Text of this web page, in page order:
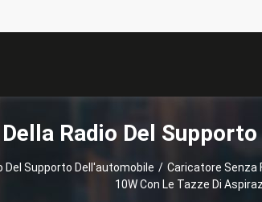
Radio Del
Del Supporto Dell'automobile / Caricatore Senza
10W Con Le Tazze Di